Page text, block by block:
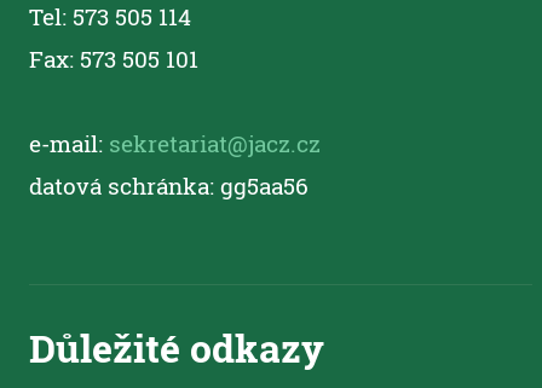
Tel: 573 505 114
Fax: 573 505 101
e-mail: sekretariat@jacz.cz
datová schránka: gg5aa56